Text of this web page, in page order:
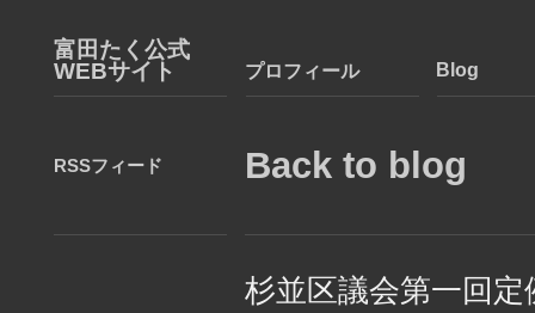
富田たく公式
WEBサイト
プロフィール Blog
RSSフィード Back to blog
杉並区議会第一回